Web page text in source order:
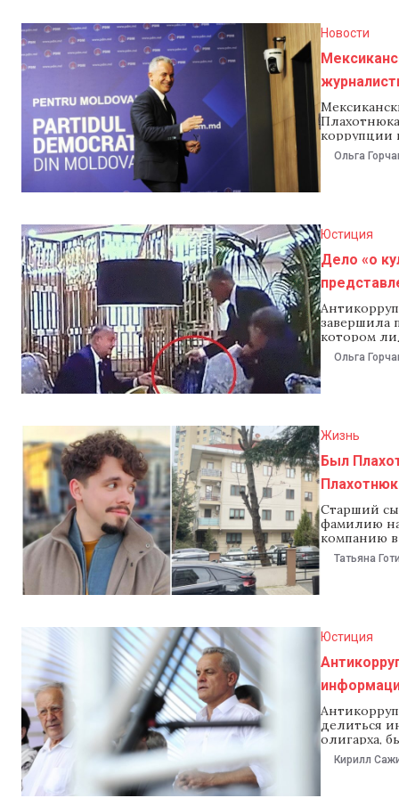
Новости
коррупции
Moldova.
данным
Ольга
Юстиция
Дело «о
завершила
котором
Ольга
Жизнь
Был
Старший
фамилию
компанию в
бизнес в
Напомним,
Татьяна
Юстиция
делиться
олигарха,
после
Кирилл